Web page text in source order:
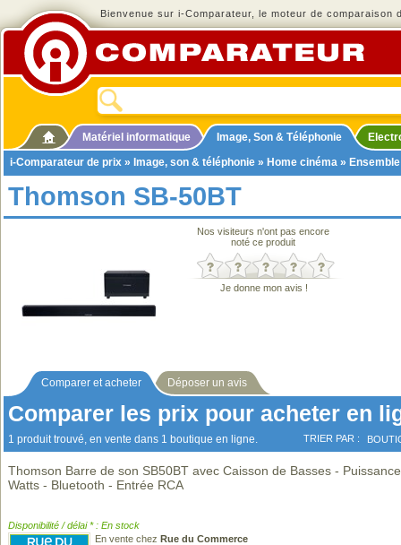
Bienvenue sur i-Comparateur, le moteur de comparaison
Matériel informatique Image, Son & Téléphonie
i-Comparateur de prix » Image, son & téléphonie » Home cinéma »
Thomson SB-50BT
Nos visiteurs n'ont pas encore
noté ce produit
Je donne mon avis !
Comparer et acheter Déposer un avis
Comparer les prix pour acheter en
1 produit trouvé, en vente dans 1 boutique en ligne. TRIER PAR :
Thomson Barre de son SB50BT avec Caisson de Basses -
Watts - Bluetooth - Entrée RCA
Disponibilité / délai * : En stock
En vente chez Rue du Commerce